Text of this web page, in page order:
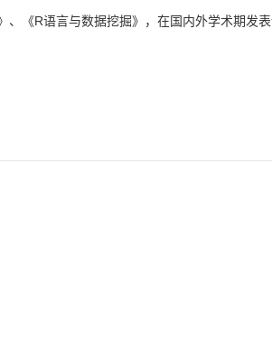
、《R语言与数据挖掘》，在国内外学术期发